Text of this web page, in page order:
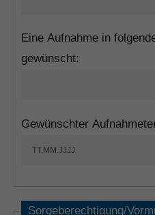
Eine Aufnahme in
gewünscht:
Gewünschter
Sorgeberechtigung/